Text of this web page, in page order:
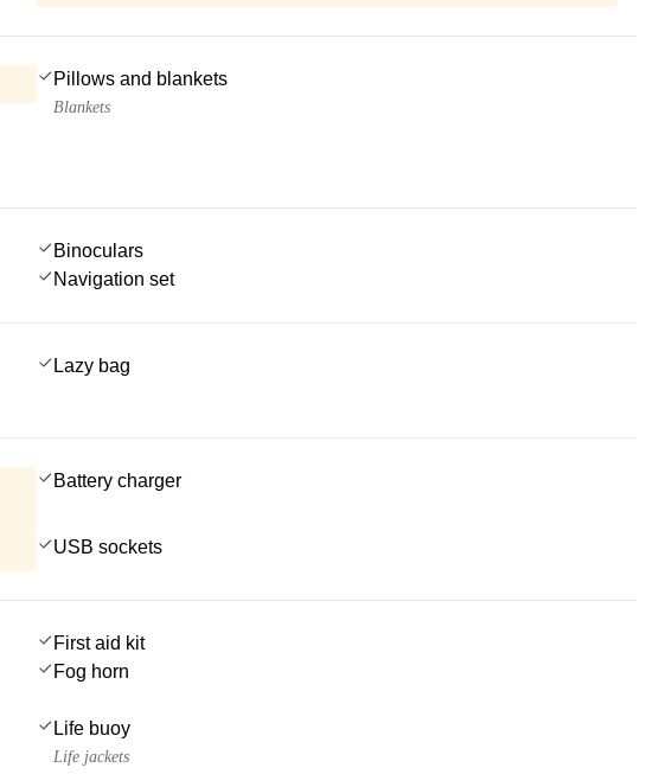
Pillows and blankets
Blankets
Binoculars
Navigation set
Lazy bag
Battery charger
USB sockets
First aid kit
Fog horn
Life buoy
Life jackets